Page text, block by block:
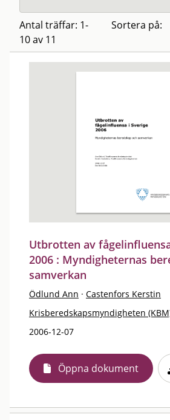
Antal träffar: 1-
10 av 11
Sortera på:
Utbrotten av
2006 : Myndigheternas
samverkan
Ödlund Ann · Castenfors Kerstin
Krisberedskapsmyndigheten
2006-12-07
Öppna dokument